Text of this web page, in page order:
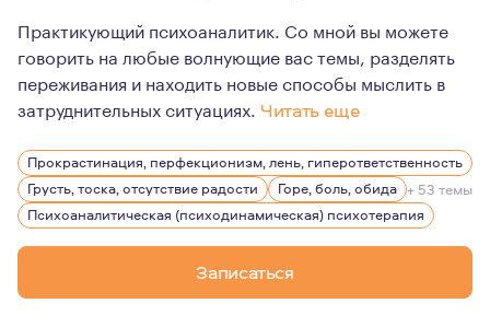
Практикующий психоаналитик. Со мной вы можете
говорить на любые волнующие вас темы, разделять
переживания и находить новые способы мыслить в
затруднительных ситуациях. Читать еще
Психоанализ - удивительный путь по знакомству с
Прокрастинация, перфекционизм, лень, гиперответственность
Грусть, тоска, отсутствие радости
Горе, боль, обида + 53 темы
Психоаналитическая (психодинамическая) психотерапия
Записаться